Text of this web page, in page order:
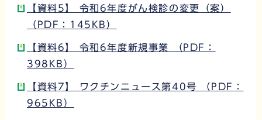
【資料5】 令和6年度がん検診の変更（案）
（PDF：145KB）
【資料6】 令和6年度新規事業 （PDF：
398KB）
【資料7】 ワクチンニュース第40号 （PDF：
965KB）